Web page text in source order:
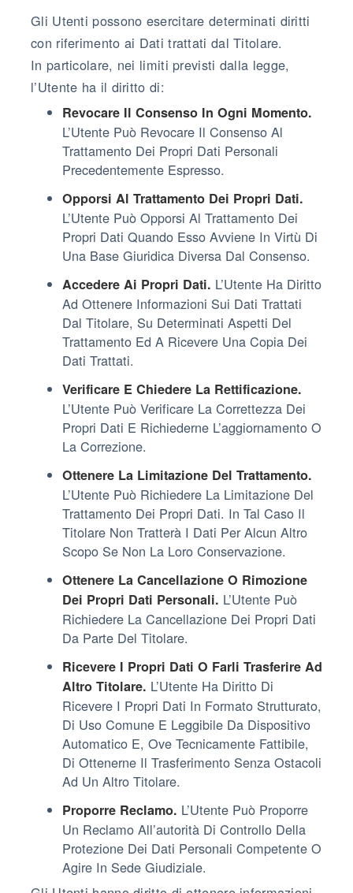
Gli Utenti possono esercitare determinati diritti
con riferimento ai Dati trattati dal Titolare.
In particolare, nei limiti previsti dalla legge,
l’Utente ha il diritto di:
Revocare Il Consenso In Ogni Momento.
L’Utente Può Revocare Il Consenso Al
Trattamento Dei Propri Dati Personali
Precedentemente Espresso.
Opporsi Al Trattamento Dei Propri Dati.
L’Utente Può Opporsi Al Trattamento Dei
Propri Dati Quando Esso Avviene In Virtù Di
Una Base Giuridica Diversa Dal Consenso.
Accedere Ai Propri Dati. L’Utente Ha Diritto
Ad Ottenere Informazioni Sui Dati Trattati
Dal Titolare, Su Determinati Aspetti Del
Trattamento Ed A Ricevere Una Copia Dei
Dati Trattati.
Verificare E Chiedere La Rettificazione.
L’Utente Può Verificare La Correttezza Dei
Propri Dati E Richiederne L’aggiornamento O
La Correzione.
Ottenere La Limitazione Del Trattamento.
L’Utente Può Richiedere La Limitazione Del
Trattamento Dei Propri Dati. In Tal Caso Il
Titolare Non Tratterà I Dati Per Alcun Altro
Scopo Se Non La Loro Conservazione.
Ottenere La Cancellazione O Rimozione
Dei Propri Dati Personali. L’Utente Può
Richiedere La Cancellazione Dei Propri Dati
Da Parte Del Titolare.
Ricevere I Propri Dati O Farli Trasferire Ad
Altro Titolare. L’Utente Ha Diritto Di
Ricevere I Propri Dati In Formato Strutturato,
Di Uso Comune E Leggibile Da Dispositivo
Automatico E, Ove Tecnicamente Fattibile,
Di Ottenerne Il Trasferimento Senza Ostacoli
Ad Un Altro Titolare.
Proporre Reclamo. L’Utente Può Proporre
Un Reclamo All’autorità Di Controllo Della
Protezione Dei Dati Personali Competente O
Agire In Sede Giudiziale.